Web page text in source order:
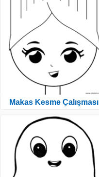
Makas Kesme Çalışması